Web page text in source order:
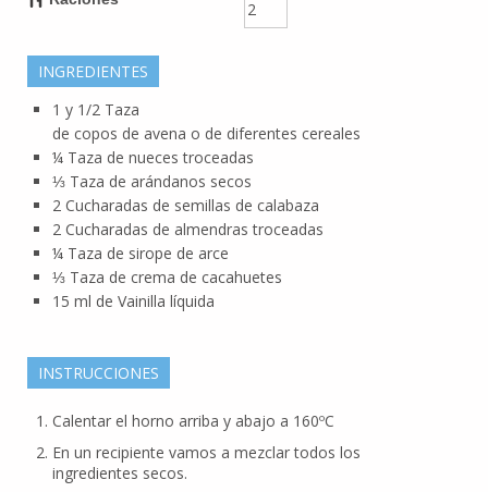
INGREDIENTES
1 y 1/2 Taza
de copos de avena o de diferentes cereales
¼ Taza de nueces troceadas
⅓ Taza de arándanos secos
2 Cucharadas de semillas de calabaza
2 Cucharadas de almendras troceadas
¼ Taza de sirope de arce
⅓ Taza de crema de cacahuetes
15 ml de Vainilla líquida
INSTRUCCIONES
Calentar el horno arriba y abajo a 160ºC
En un recipiente vamos a mezclar todos los
ingredientes secos.